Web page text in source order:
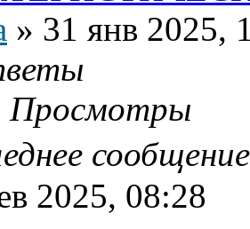
» 31 янв 2025,
Просмотры
2025, 08:28